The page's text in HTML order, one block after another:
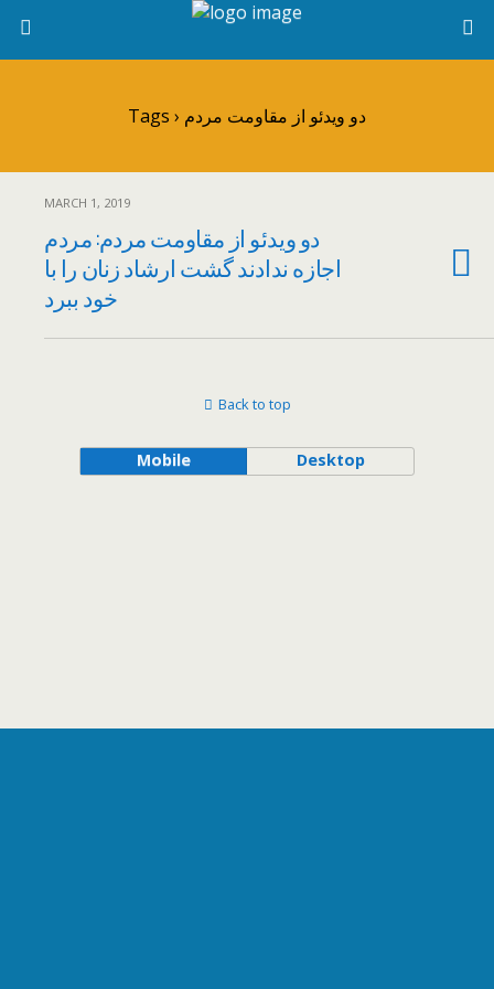
Tags › دو ویدئو از مقاومت مردم
MARCH 1, 2019
دو ویدئو از مقاومت مردم: مردم
اجازه ندادند گشت ارشاد زنان را با
خود ببرد
Back to top
Mobile Desktop